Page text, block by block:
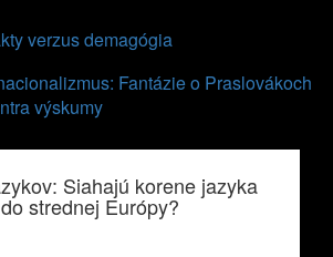
verzus demagógia
Fantázie o Praslovákoch
výskumy
Siahajú korene jazyka
strednej Európy?